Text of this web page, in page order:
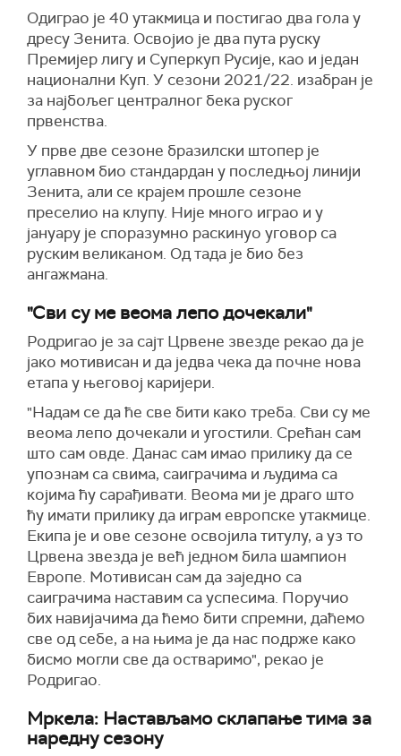
Одиграо је 40 утакмица и постигао два гола у
дресу Зенита. Освојио је два пута руску
Премијер лигу и Суперкуп Русије, као и један
национални Куп. У сезони 2021/22. изабран је
за најбољег централног бека руског
првенства.
У прве две сезоне бразилски штопер је
углавном био стандардан у последњој линији
Зенита, али се крајем прошле сезоне
преселио на клупу. Није много играо и у
јануару је споразумно раскинуо уговор са
руским великаном. Од тада је био без
ангажмана.
"Сви су ме веома лепо дочекали"
Родригао је за сајт Црвене звезде рекао да је
јако мотивисан и да једва чека да почне нова
етапа у његовој каријери.
"Надам се да ће све бити како треба. Сви су ме
веома лепо дочекали и угостили. Срећан сам
што сам овде. Данас сам имао прилику да се
упознам са свима, саиграчима и људима са
којима ћу сарађивати. Веома ми је драго што
ћу имати прилику да играм европске утакмице.
Екипа је и ове сезоне освојила титулу, а уз то
Црвена звезда је већ једном била шампион
Европе. Мотивисан сам да заједно са
саиграчима наставим са успесима. Поручио
бих навијачима да ћемо бити спремни, даћемо
све од себе, а на њима је да нас подрже како
бисмо могли све да остваримо", рекао је
Родригао.
Мркела: Настављамо склапање тима за
наредну сезону